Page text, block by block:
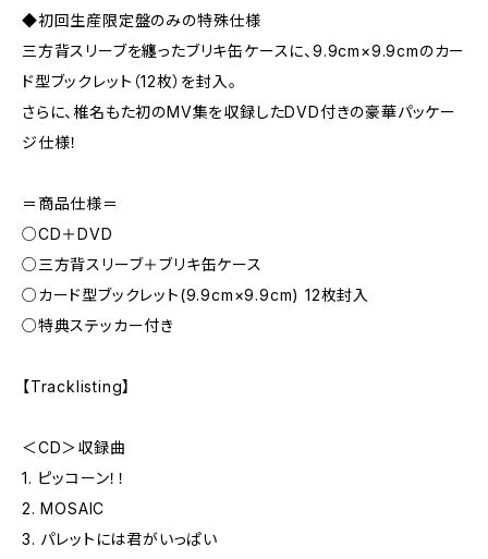
◆初回生産限定盤のみの特殊仕様
三方背スリーブを纏ったブリキ缶ケースに、9.9cm×9.9cmのカー
ド型ブックレット（12枚）を封入。
さらに、椎名もた初のMV集を収録したDVD付きの豪華パッケー
ジ仕様！
＝商品仕様＝
○CD＋DVD
○三方背スリーブ＋ブリキ缶ケース
○カード型ブックレット(9.9cm×9.9cm) 12枚封入
○特典ステッカー付き
【Tracklisting】
＜CD＞収録曲
1. ピッコーン！！
2. MOSAIC
3. パレットには君がいっぱい